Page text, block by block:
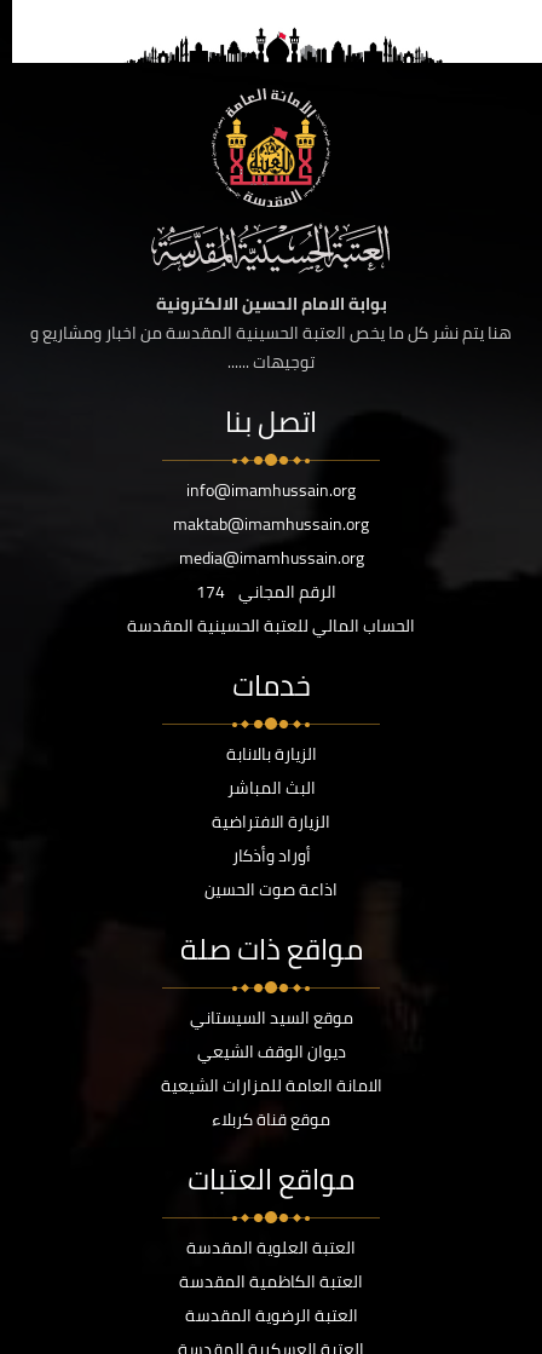
بوابة الامام الحسين الالكترونية
هنا يتم نشر كل ما يخص العتبة الحسينية المقدسة من اخبار ومشاريع و
توجيهات ......
اتصل بنا
info@imamhussain.org
maktab@imamhussain.org
media@imamhussain.org
الرقم المجاني 174
الحساب المالي للعتبة الحسينية المقدسة
خدمات
الزيارة بالانابة
البث المباشر
الزيارة الافتراضية
أوراد وأذكار
اذاعة صوت الحسين
مواقع ذات صلة
موقع السيد السيستاني
ديوان الوقف الشيعي
الامانة العامة للمزارات الشيعية
موقع قناة كربلاء
مواقع العتبات
العتبة العلوية المقدسة
العتبة الكاظمية المقدسة
العتبة الرضوية المقدسة